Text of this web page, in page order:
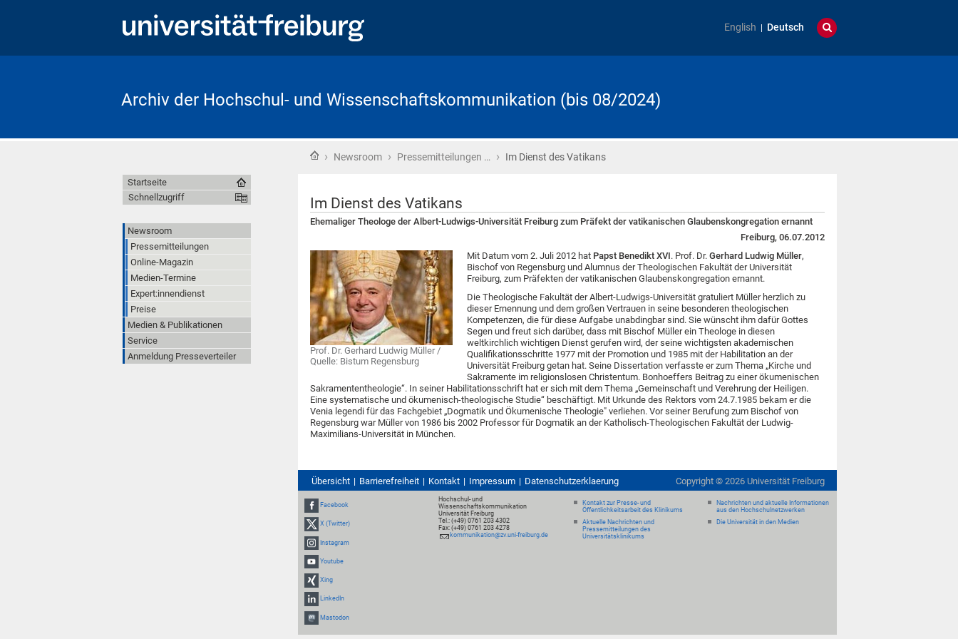
English Deutsch
Archiv der Hochschul- und Wissenschaftskommunikation (bis 08/2024)
Startseite
› Newsroom › Pressemitteilungen … › Im Dienst des Vatikans
Im Dienst des Vatikans
Ehemaliger Theologe der Albert-Ludwigs-Universität Freiburg zum Präfekt der vatikanischen Glaubenskongregation ernannt
Freiburg, 06.07.2012
Prof. Dr. Gerhard Ludwig Müller /
Quelle: Bistum Regensburg
Mit Datum vom 2. Juli 2012 hat Papst Benedikt XVI. Prof. Dr. Gerhard Ludwig Müller,
Bischof von Regensburg und Alumnus der Theologischen Fakultät der Universität
Freiburg, zum Präfekten der vatikanischen Glaubenskongregation ernannt.
Die Theologische Fakultät der Albert-Ludwigs-Universität gratuliert Müller herzlich zu
dieser Ernennung und dem großen Vertrauen in seine besonderen theologischen
Kompetenzen, die für diese Aufgabe unabdingbar sind. Sie wünscht ihm dafür Gottes
Segen und freut sich darüber, dass mit Bischof Müller ein Theologe in diesen
weltkirchlich wichtigen Dienst gerufen wird, der seine wichtigsten akademischen
Qualifikationsschritte 1977 mit der Promotion und 1985 mit der Habilitation an der
Universität Freiburg getan hat. Seine Dissertation verfasste er zum Thema „Kirche und
Sakramente im religionslosen Christentum. Bonhoeffers Beitrag zu einer ökumenischen
Sakramententheologie“. In seiner Habilitationsschrift hat er sich mit dem Thema „Gemeinschaft und Verehrung der Heiligen.
Eine systematische und ökumenisch-theologische Studie“ beschäftigt. Mit Urkunde des Rektors vom 24.7.1985 bekam er die
Venia legendi für das Fachgebiet „Dogmatik und Ökumenische Theologie" verliehen. Vor seiner Berufung zum Bischof von
Regensburg war Müller von 1986 bis 2002 Professor für Dogmatik an der Katholisch-Theologischen Fakultät der Ludwig-
Maximilians-Universität in München.
Startseite
Schnellzugriff
Newsroom
Pressemitteilungen
Online-Magazin
Medien-Termine
Expert:innendienst
Preise
Medien & Publikationen
Service
Anmeldung Presseverteiler
Übersicht Barrierefreiheit Kontakt Impressum Datenschutzerklaerung Copyright © 2026 Universität Freiburg
Facebook
X (Twitter)
Instagram
Youtube
Xing
LinkedIn
Mastodon
Hochschul- und
Wissenschaftskommunikation
Universität Freiburg
Tel.: (+49) 0761 203 4302
Fax: (+49) 0761 203 4278
kommunikation@zv.uni-freiburg.de
Kontakt zur Presse- und
Öffentlichkeitsarbeit des Klinikums
Aktuelle Nachrichten und
Pressemitteilungen des
Universitätsklinikums
Nachrichten und aktuelle Informationen
aus den Hochschulnetzwerken
Die Universität in den Medien